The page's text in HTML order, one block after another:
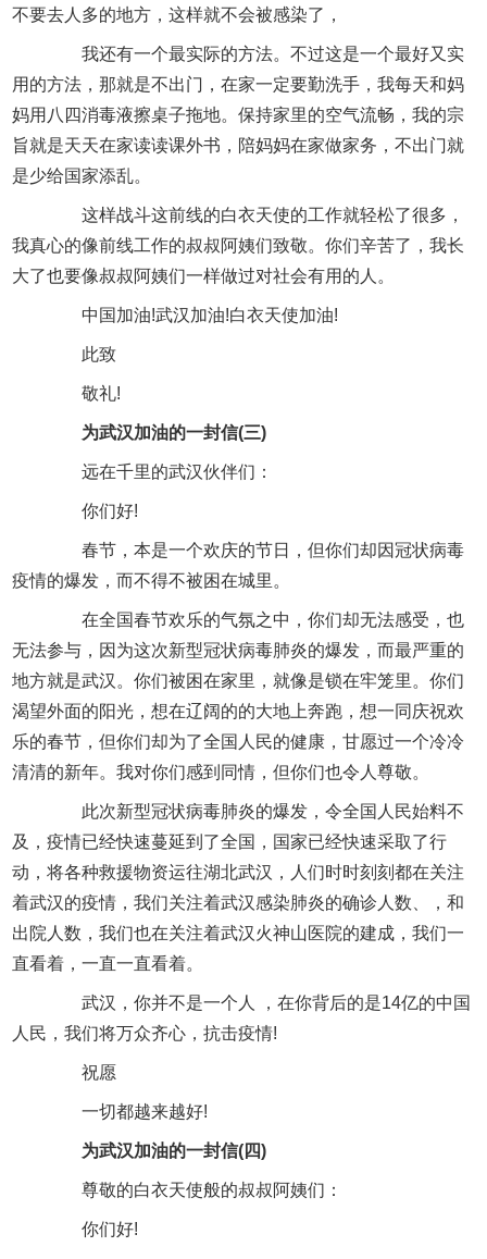
不要去人多的地方，这样就不会被感染了，
我还有一个最实际的方法。不过这是一个最好又实
用的方法，那就是不出门，在家一定要勤洗手，我每天和妈
妈用八四消毒液擦桌子拖地。保持家里的空气流畅，我的宗
旨就是天天在家读读课外书，陪妈妈在家做家务，不出门就
是少给国家添乱。
这样战斗这前线的白衣天使的工作就轻松了很多，
我真心的像前线工作的叔叔阿姨们致敬。你们辛苦了，我长
大了也要像叔叔阿姨们一样做过对社会有用的人。
中国加油!武汉加油!白衣天使加油!
此致
敬礼!
为武汉加油的一封信(三)
远在千里的武汉伙伴们：
你们好!
春节，本是一个欢庆的节日，但你们却因冠状病毒
疫情的爆发，而不得不被困在城里。
在全国春节欢乐的气氛之中，你们却无法感受，也
无法参与，因为这次新型冠状病毒肺炎的爆发，而最严重的
地方就是武汉。你们被困在家里，就像是锁在牢笼里。你们
渴望外面的阳光，想在辽阔的的大地上奔跑，想一同庆祝欢
乐的春节，但你们却为了全国人民的健康，甘愿过一个冷冷
清清的新年。我对你们感到同情，但你们也令人尊敬。
此次新型冠状病毒肺炎的爆发，令全国人民始料不
及，疫情已经快速蔓延到了全国，国家已经快速采取了行
动，将各种救援物资运往湖北武汉，人们时时刻刻都在关注
着武汉的疫情，我们关注着武汉感染肺炎的确诊人数、，和
出院人数，我们也在关注着武汉火神山医院的建成，我们一
直看着，一直一直看着。
武汉，你并不是一个人 ，在你背后的是14亿的中国
人民，我们将万众齐心，抗击疫情!
祝愿
一切都越来越好!
为武汉加油的一封信(四)
尊敬的白衣天使般的叔叔阿姨们：
你们好!